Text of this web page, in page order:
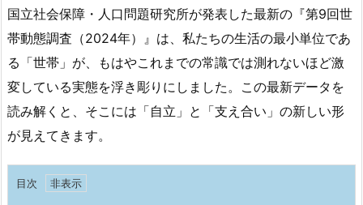
国立社会保障・人口問題研究所が発表した最新の『第9回世
帯動態調査（2024年）』は、私たちの生活の最小単位であ
る「世帯」が、もはやこれまでの常識では測れないほど激
変している実態を浮き彫りにしました。この最新データを
読み解くと、そこには「自立」と「支え合い」の新しい形
が見えてきます。
目次